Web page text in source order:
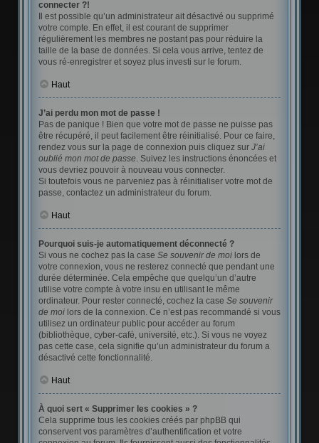
connecter ?!
Il est possible qu’un administrateur ait désactivé ou supprimé
votre compte. En effet, il est courant de supprimer
régulièrement les membres ne postant pas pour réduire la
taille de la base de données. Si cela vous arrive, tentez de
vous ré-enregistrer et soyez plus investi sur le forum.
Haut
J’ai perdu mon mot de passe !
Pas de panique ! Bien que votre mot de passe ne puisse pas
être récupéré, il peut facilement être réinitialisé. Pour ce faire,
rendez vous sur la page de connexion puis cliquez sur J’ai
oublié mon mot de passe. Suivez les instructions énoncées et
vous devriez pouvoir à nouveau vous connecter.
Si toutefois vous ne parveniez pas à réinitialiser votre mot de
passe, contactez un administrateur du forum.
Haut
Pourquoi suis-je automatiquement déconnecté ?
Si vous ne cochez pas la case Se souvenir de moilors de
votre connexion, vous ne resterez connecté que pendant une
durée déterminée. Cela empêche que quelqu’un d’autre
utilise votre compte à votre insu en utilisant le même
ordinateur. Pour rester connecté, cochez la case Se souvenir
de moilors de la connexion. Ce n’est pas recommandé si vous
utilisez un ordinateur public pour accéder au forum
(bibliothèque, cyber-café, université, etc.). Si vous ne voyez
pas cette case, cela signifie qu’un administrateur du forum a
désactivé cette fonctionnalité.
Haut
À quoi sert « Supprimer les cookies » ?
Cela supprime tous les cookies créés par phpBB qui
conservent vos paramètres d’authentification et votre